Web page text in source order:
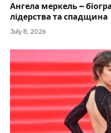
Ангела меркель –
лідерства та спадщина
July 8, 2026